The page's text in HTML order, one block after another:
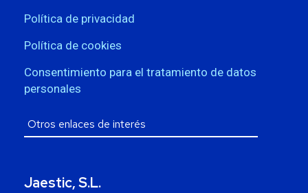
Política de privacidad
Política de cookies
Consentimiento para el tratamiento de datos
personales
Jaestic, S.L.